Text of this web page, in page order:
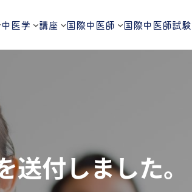
中医学 講座 国際中医師 国際中医師試験
送付しました。